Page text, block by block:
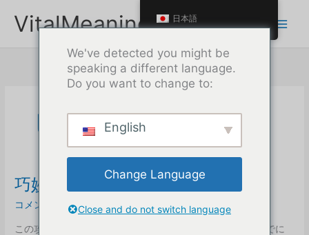
VitalMeaning
ビジネス
巧妙なフィッシング攻撃
コメントを残す / ビジネス/ マックス
この攻撃は、私の名前（当社のCEOとして）を利用し、すでに
日本語
We've detected you might be
speaking a different language.
Do you want to change to:
English
Change Language
Close and do not switch language